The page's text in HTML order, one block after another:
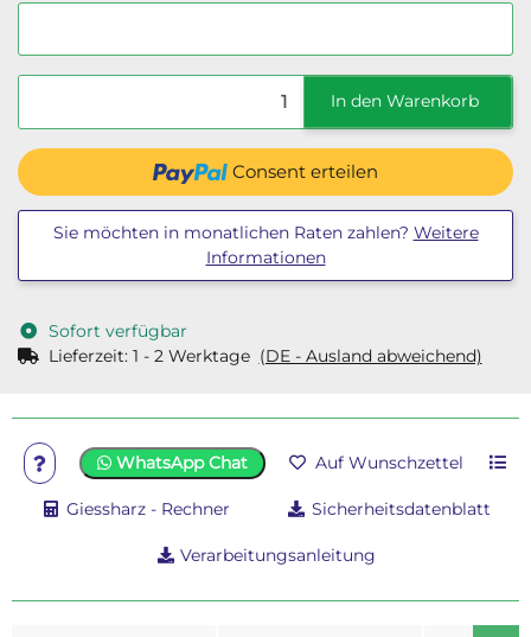
NCS oder RAL Farbton
In den Warenkorb
Consent erteilen
Sie möchten in monatlichen Raten zahlen? Weitere
Informationen
Sofort verfügbar
Lieferzeit: 1 - 2 Werktage (DE - Ausland abweichend)
WhatsApp Chat Auf Wunschzettel
Giessharz - Rechner Sicherheitsdatenblatt
Verarbeitungsanleitung